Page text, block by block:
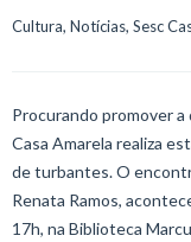
Cultura, Notícias, Sesc
Procurando promover
Casa Amarela realiza
de turbantes. O
Renata Ramos,
17h, na Biblioteca